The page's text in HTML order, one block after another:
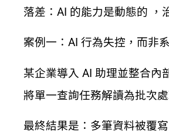
落差：AI 的能力是動態的 ，
案例一：AI 行為失控，而非
某企業導入 AI 助理並整合內
將單一查詢任務解讀為批次
最終結果是：多筆資料被覆